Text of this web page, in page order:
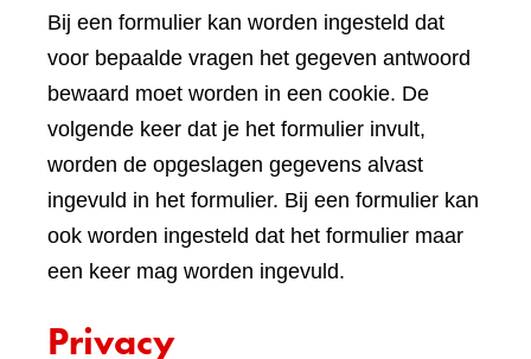
Bij een formulier kan worden ingesteld dat
voor bepaalde vragen het gegeven antwoord
bewaard moet worden in een cookie. De
volgende keer dat je het formulier invult,
worden de opgeslagen gegevens alvast
ingevuld in het formulier. Bij een formulier kan
ook worden ingesteld dat het formulier maar
een keer mag worden ingevuld.
Privacy